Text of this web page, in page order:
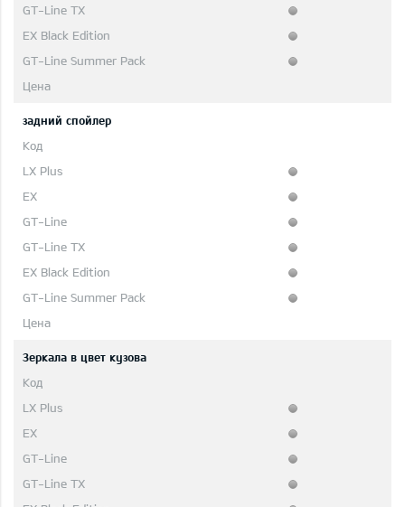
задний спойлер
Зеркала в цвет кузова